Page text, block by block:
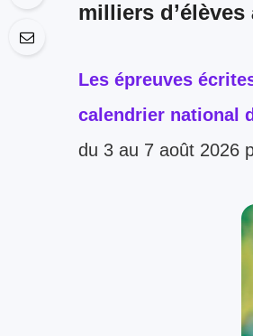
milliers
Les épreuves
calendrier national
du 3 au 7 août 2026